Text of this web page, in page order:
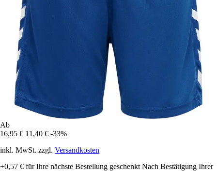
Ab
16,95 € 11,40 € -33%
inkl. MwSt. zzgl. Versandkosten
+0,57 € für Ihre nächste Bestellung geschenkt Nach Bestätigung Ihrer